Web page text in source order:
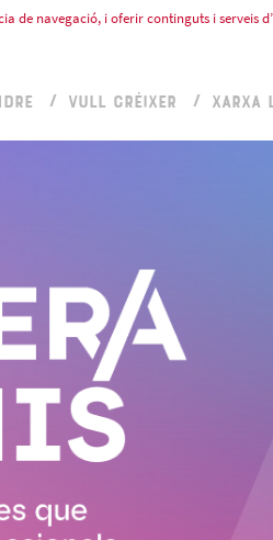
de navegació, i oferir continguts i serveis
VULL CRÉIXER XARXA